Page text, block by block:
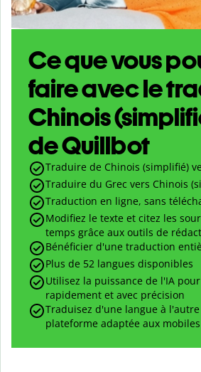
Ce que vous
faire avec le
Chinois
de Quillbot
Traduire de Chinois (simplifié)
Traduire du Grec vers Chinois
Traduction en ligne, sans
Modifiez le texte et citez les
temps grâce aux outils de
Bénéficier d'une traduction
Plus de 52 langues disponibles
Utilisez la puissance de l'IA
rapidement et avec précision
Traduisez d'une langue à
plateforme adaptée aux mobiles